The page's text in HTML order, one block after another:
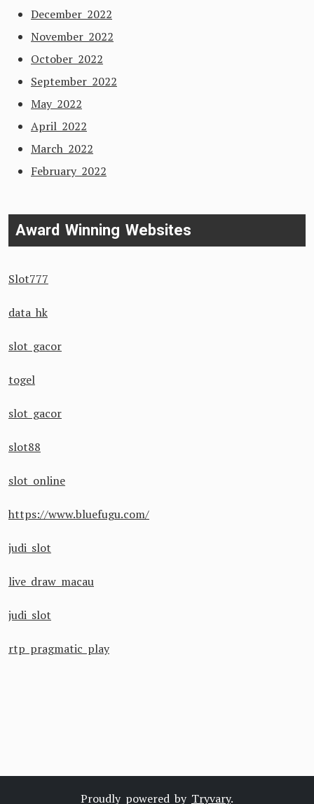
December 2022
November 2022
October 2022
September 2022
May 2022
April 2022
March 2022
February 2022
Award Winning Websites
Slot777
data hk
slot gacor
togel
slot gacor
slot88
slot online
https://www.bluefugu.com/
judi slot
live draw macau
judi slot
rtp pragmatic play
Proudly powered by Tryvary.